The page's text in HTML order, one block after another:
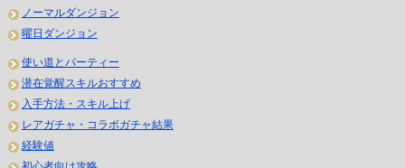
ノーマルダンジョン
曜日ダンジョン
使い道とパーティー
潜在覚醒スキルおすすめ
入手方法・スキル上げ
レアガチャ・コラボガチャ結果
経験値